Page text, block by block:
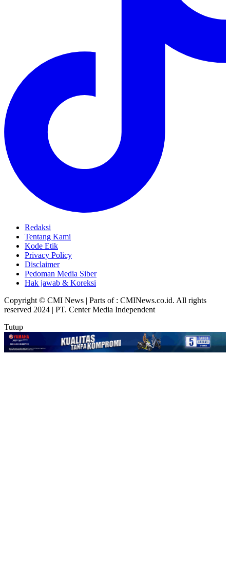
Redaksi
Tentang Kami
Kode Etik
Privacy Policy
Disclaimer
Pedoman Media Siber
Hak jawab & Koreksi
Copyright © CMI News | Parts of : CMINews.co.id. All rights
reserved 2024 | PT. Center Media Independent
Tutup